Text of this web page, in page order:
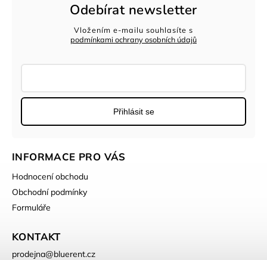
Odebírat newsletter
Vložením e-mailu souhlasíte s
podmínkami ochrany osobních údajů
Přihlásit se
INFORMACE PRO VÁS
Hodnocení obchodu
Obchodní podmínky
Formuláře
KONTAKT
prodejna@bluerent.cz